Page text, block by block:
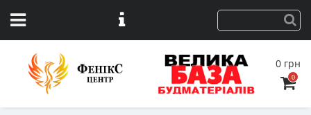
0 грн
0